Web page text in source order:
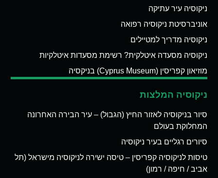
ניקוסיה עיר עתיקה
אוניברסיטת ניקוסיה רפואה
ניקוסיה מדריך למטיילים
ניקוסיה מסעדה איטלקית? רשימת מסעדות איטלקיות
מוזיאון קפריסין (Cyprus Museum) בניקסיה
ניקוסיה המלצות
סיור בניקוסיה לאזור החיץ (הגבול) – עיר הבירה האחרונה
המחלוקת בעולם
סיורים רגליים בעיר ניקוסיה
טיסות לניקוסיה קפריסין – טיסה ישירה לניקוסיה מישראל (תל
אביב / חיפה / רמון)